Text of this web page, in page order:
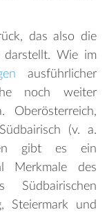
das also die
darstellt. Wie im
ausführlicher
noch weiter
(v. a.
gibt es ein
Merkmale des
Steiermark und